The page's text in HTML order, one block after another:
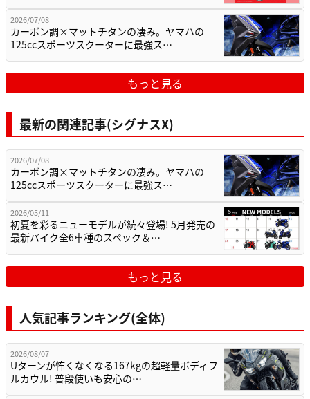
2026/07/08
カーボン調×マットチタンの凄み。ヤマハの
125ccスポーツスクーターに最強ス…
もっと見る
最新の関連記事(シグナスX)
2026/07/08
カーボン調×マットチタンの凄み。ヤマハの
125ccスポーツスクーターに最強ス…
2026/05/11
初夏を彩るニューモデルが続々登場! 5月発売の
最新バイク全6車種のスペック＆…
もっと見る
人気記事ランキング(全体)
2026/08/07
Uターンが怖くなくなる167kgの超軽量ボディフ
ルカウル! 普段使いも安心の…